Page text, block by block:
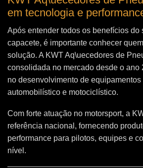
em tecnologia e
Após entender todos os benefícios do
capacete, é importante conhecer
solução. A KWT Aq\uecedores de
consolidada no mercado desde o ano
no desenvolvimento de
automobilístico e motociclístico.
Com forte atuação no motorsport, a
referência nacional, fornecendo
performance para pilotos, equipes e
nível.